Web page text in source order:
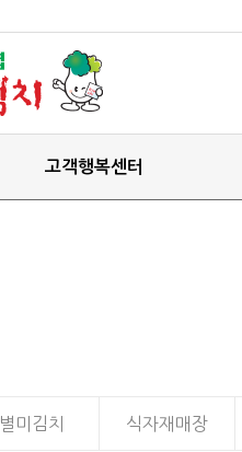
고객행복센터
별미김치 식자재매장